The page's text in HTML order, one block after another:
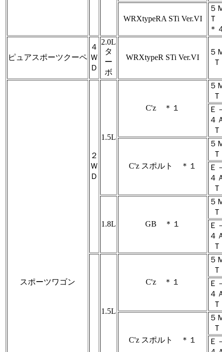
WRXtypeRA STi Ver.VI
５
＊
ピュアスポーツクーペ
４
Ｗ
Ｄ
2.0L
タ
ー
ボ
WRXtypeR STi Ver.VI
５
Ｔ
スポーツワゴン
２
Ｗ
Ｄ
1.5L
C'z ＊１
５
Ｔ
Ｅ
４
Ｔ
C'z スポルト ＊１
５
Ｔ
Ｅ
４
Ｔ
1.8L GB ＊１
５
Ｔ
Ｅ
４
Ｔ
1.5L
C'z ＊１
５
Ｔ
Ｅ
４
Ｔ
C'z スポルト ＊１
５
Ｔ
Ｅ